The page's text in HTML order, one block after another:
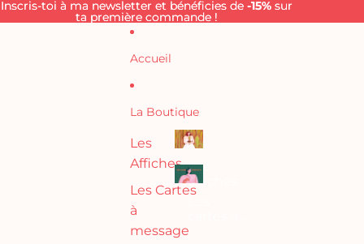
Inscris-toi à ma newsletter et bénéficies de -15%sur
ta première commande !
Inscris-toi à ma newsletter et bénéficies de -15% sur
ta première commande !
Accueil
La Boutique
Les
Affiches
Les Cartes
à
message
Les
affiches
message